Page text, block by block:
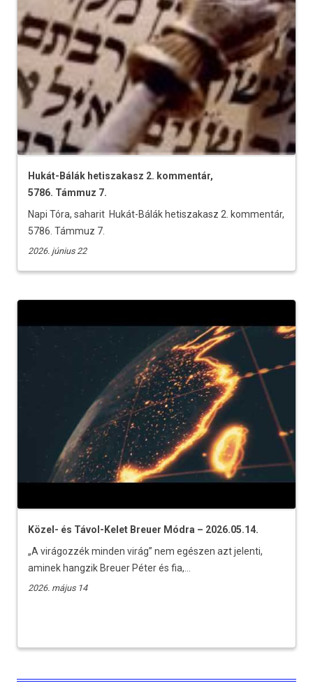
Hukát-Bálák hetiszakasz 2. kommentár,
5786. Támmuz 7.
Napi Tóra, saharit Hukát-Bálák hetiszakasz 2. kommentár,
5786. Támmuz 7.
2026. június 22
Közel- és Távol-Kelet Breuer Módra – 2026.05.14.
„A virágozzék minden virág” nem egészen azt jelenti,
aminek hangzik Breuer Péter és fia,...
2026. május 14